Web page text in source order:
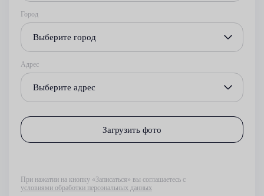
Город
Выберите город
Адрес
Выберите адрес
Загрузить фото
При нажатии на кнопку «Записаться» вы соглашаетесь с
условиями обработки персональных данных